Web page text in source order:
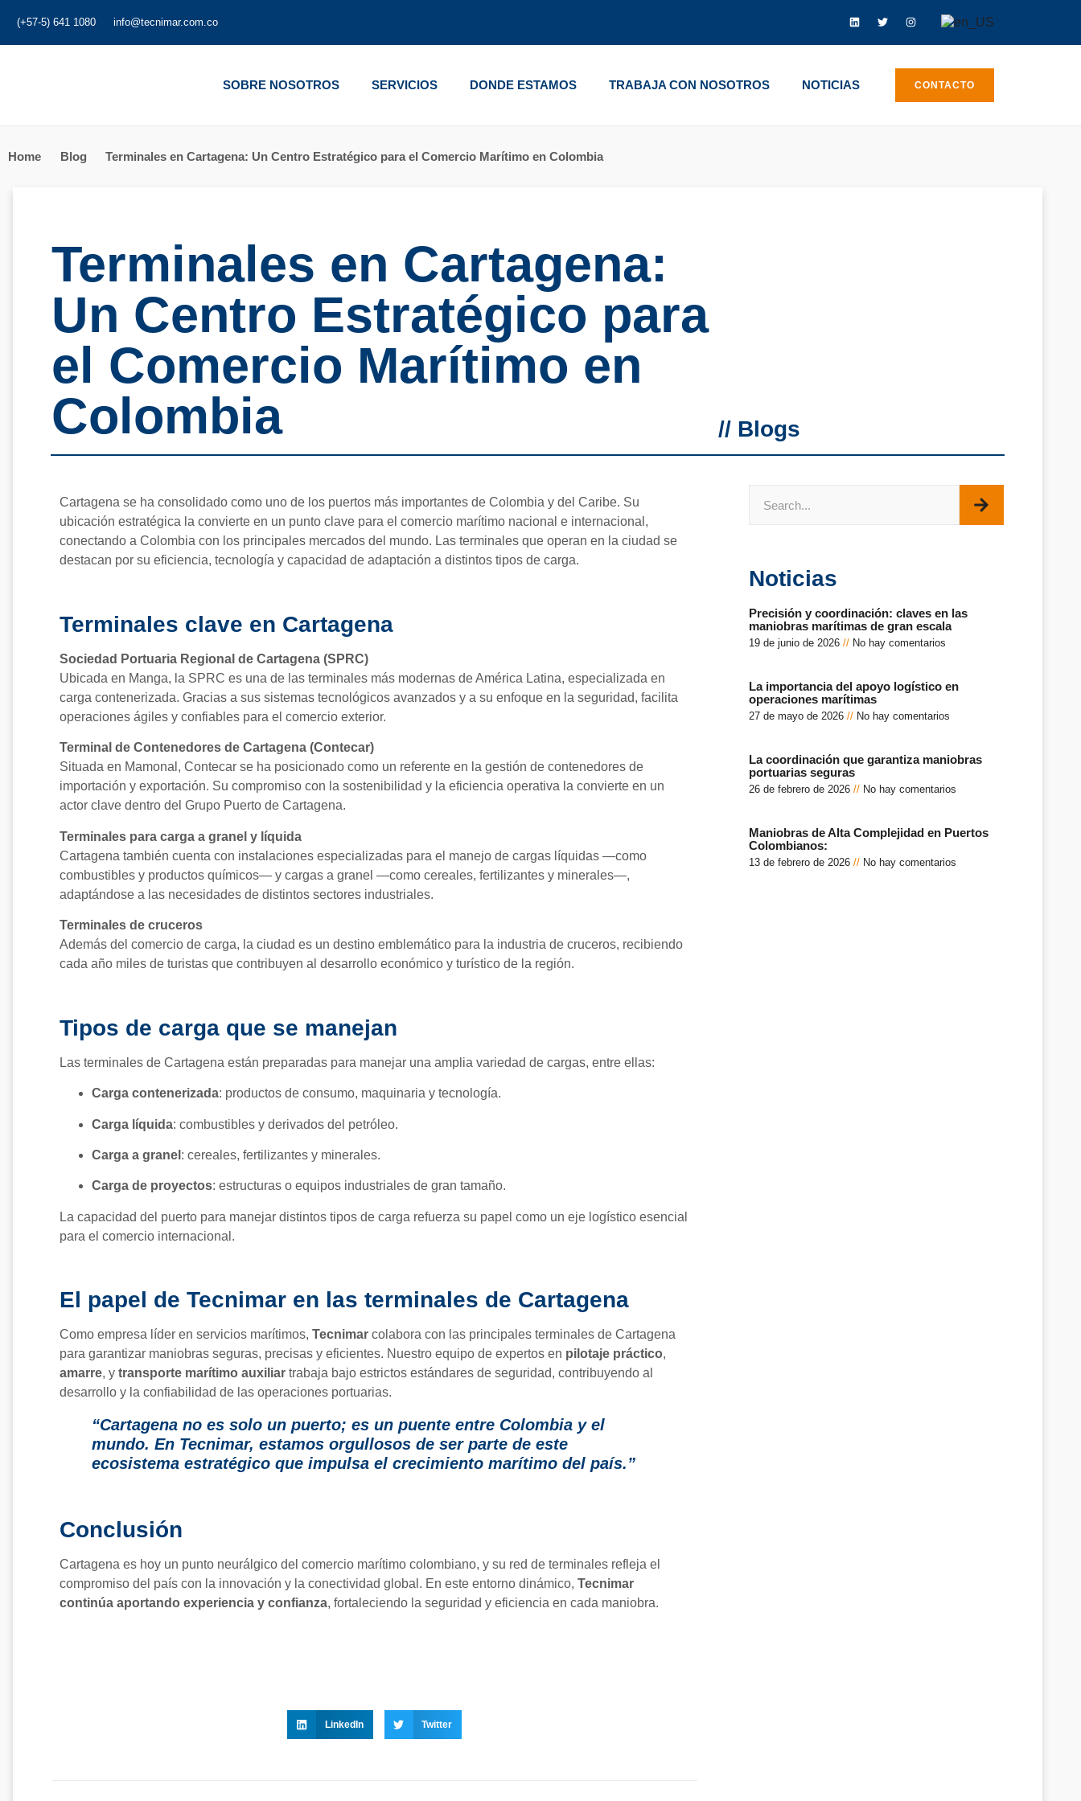
(+57-5) 641 1080 info@tecnimar.com.co
SOBRE NOSOTROS SERVICIOS DONDE ESTAMOS TRABAJA CON NOSOTROS NOTICIAS CONTACTO
Home Blog Terminales en Cartagena: Un Centro Estratégico para el Comercio Marítimo en Colombia
Terminales en Cartagena:
Un Centro Estratégico para
el Comercio Marítimo en
Colombia
// Blogs
Cartagena se ha consolidado como uno de los puertos más importantes de Colombia y del Caribe. Su
ubicación estratégica la convierte en un punto clave para el comercio marítimo nacional e internacional,
conectando a Colombia con los principales mercados del mundo. Las terminales que operan en la ciudad se
destacan por su eficiencia, tecnología y capacidad de adaptación a distintos tipos de carga.
Terminales clave en Cartagena
Sociedad Portuaria Regional de Cartagena (SPRC)
Ubicada en Manga, la SPRC es una de las terminales más modernas de América Latina, especializada en
carga contenerizada. Gracias a sus sistemas tecnológicos avanzados y a su enfoque en la seguridad, facilita
operaciones ágiles y confiables para el comercio exterior.
Terminal de Contenedores de Cartagena (Contecar)
Situada en Mamonal, Contecar se ha posicionado como un referente en la gestión de contenedores de
importación y exportación. Su compromiso con la sostenibilidad y la eficiencia operativa la convierte en un
actor clave dentro del Grupo Puerto de Cartagena.
Terminales para carga a granel y líquida
Cartagena también cuenta con instalaciones especializadas para el manejo de cargas líquidas —como
combustibles y productos químicos— y cargas a granel —como cereales, fertilizantes y minerales—,
adaptándose a las necesidades de distintos sectores industriales.
Terminales de cruceros
Además del comercio de carga, la ciudad es un destino emblemático para la industria de cruceros, recibiendo
cada año miles de turistas que contribuyen al desarrollo económico y turístico de la región.
Tipos de carga que se manejan
Las terminales de Cartagena están preparadas para manejar una amplia variedad de cargas, entre ellas:
Carga contenerizada: productos de consumo, maquinaria y tecnología.
Carga líquida: combustibles y derivados del petróleo.
Carga a granel : cereales, fertilizantes y minerales.
Carga de proyectos: estructuras o equipos industriales de gran tamaño.
La capacidad del puerto para manejar distintos tipos de carga refuerza su papel como un eje logístico esencial
para el comercio internacional.
El papel de Tecnimar en las terminales de Cartagena
Como empresa líder en servicios marítimos, Tecnimar colabora con las principales terminales de Cartagena
para garantizar maniobras seguras, precisas y eficientes. Nuestro equipo de expertos en pilotaje práctico,
amarre, y transporte marítimo auxiliar trabaja bajo estrictos estándares de seguridad, contribuyendo al
desarrollo y la confiabilidad de las operaciones portuarias.
“Cartagena no es solo un puerto; es un puente entre Colombia y el
mundo. En Tecnimar, estamos orgullosos de ser parte de este
ecosistema estratégico que impulsa el crecimiento marítimo del país.”
Conclusión
Cartagena es hoy un punto neurálgico del comercio marítimo colombiano, y su red de terminales refleja el
compromiso del país con la innovación y la conectividad global. En este entorno dinámico, Tecnimar
continúa aportando experiencia y confianza, fortaleciendo la seguridad y eficiencia en cada maniobra.
LinkedIn Twitter
Noticias
Precisión y coordinación: claves en las
maniobras marítimas de gran escala
19 de junio de 2026 No hay comentarios
La importancia del apoyo logístico en
operaciones marítimas
27 de mayo de 2026 No hay comentarios
La coordinación que garantiza maniobras
portuarias seguras
26 de febrero de 2026 No hay comentarios
Maniobras de Alta Complejidad en Puertos
Colombianos:
13 de febrero de 2026 No hay comentarios